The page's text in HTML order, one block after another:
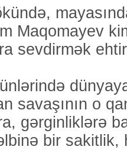
Maqomayev
sevdirmək
savaşının o
gərginliklərə
bir